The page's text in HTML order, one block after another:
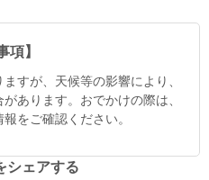
項】
すが、天候等の影響により、
あります。おでかけの際は、
をご確認ください。
シェアする